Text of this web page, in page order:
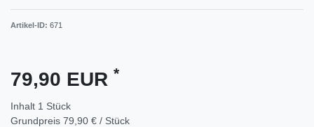
Artikel-ID: 671
79,90 EUR *
Inhalt 1 Stück
Grundpreis 79,90 € / Stück